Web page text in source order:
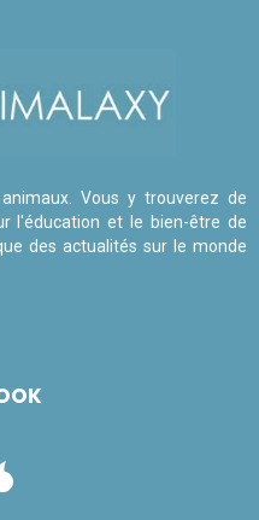
Vous y trouverez de
l'éducation et le bien-être de
des actualités sur le monde